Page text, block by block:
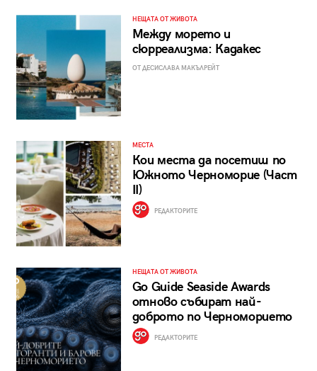
НЕЩАТА ОТ ЖИВОТА
Между морето и
сюрреализма: Кадакес
ОТ ДЕСИСЛАВА МАКЪЛРЕЙТ
МЕСТА
Кои места да посетиш по
Южното Черноморие (Част
II)
РЕДАКТОРИТЕ
НЕЩАТА ОТ ЖИВОТА
Go Guide Seaside Awards
отново събират най-
доброто по Черноморието
РЕДАКТОРИТЕ